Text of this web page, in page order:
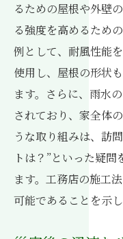
るための屋根や外壁
る強度を高めるため
例として、耐風性能
使用し、屋根の形状
ます。さらに、雨水
されており、家全体
うな取り組みは、訪
トは？”といった疑
ます。工務店の施工
可能であることを示し